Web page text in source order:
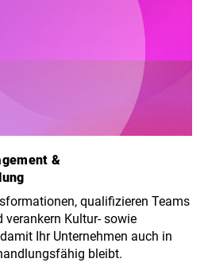
&
qualifizieren Teams
Kultur- sowie
Ihr Unternehmen auch in
bleibt.